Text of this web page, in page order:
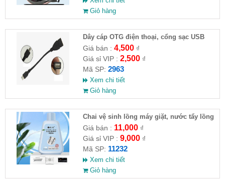
Giỏ hàng
Dây cáp OTG điện thoại, cổng sạc USB
Giá bán : 4,500₫
Giá sỉ VIP : 2,500₫
Mã SP: 2963
Xem chi tiết
Giỏ hàng
Chai vệ sinh lồng máy giặt, nước tẩy lồng
máy giặt CLEANING FLUID
Giá bán : 11,000₫
Giá sỉ VIP : 9,000₫
Mã SP: 11232
Xem chi tiết
Giỏ hàng